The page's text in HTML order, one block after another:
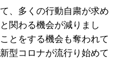
、多くの行動自粛が求め
関わる機会が減りまし
とをする機会も奪われて
型コロナが流行り始めて